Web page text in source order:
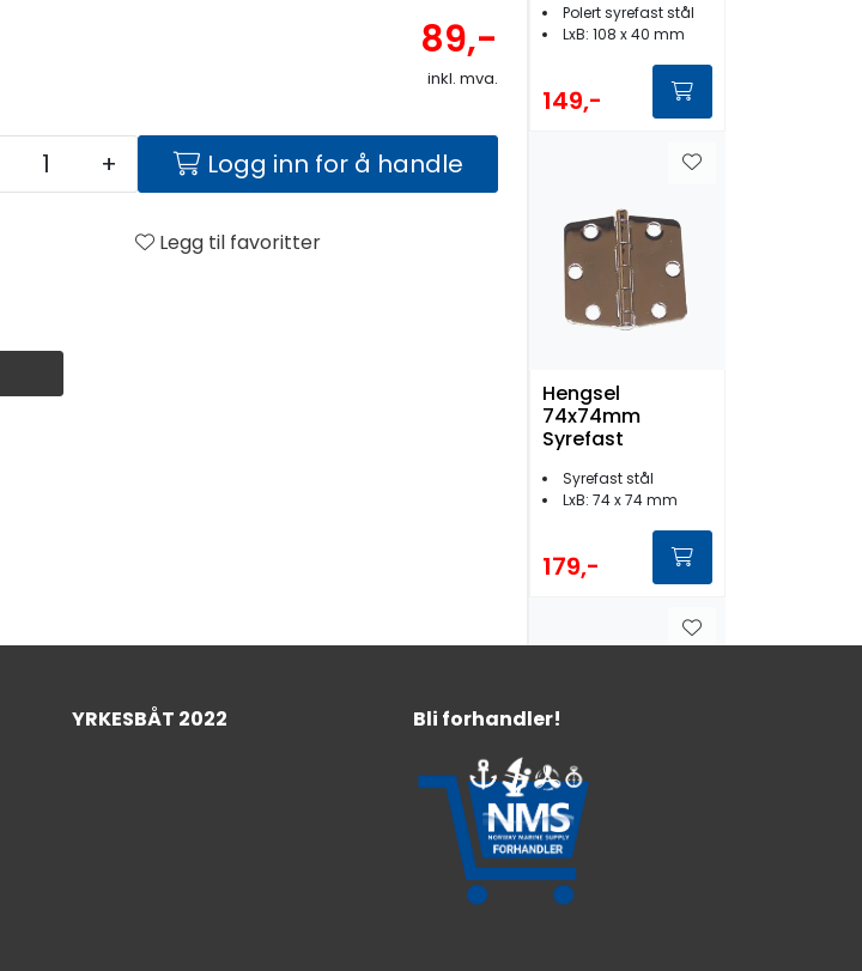
89,-
inkl. mva.
+ Logg inn for å handle
Legg til favoritter
Polert syrefast stål
LxB: 108 x 40 mm
149,-
Hengsel
74x74mm
Syrefast
Syrefast stål
LxB: 74 x 74 mm
179,-
Hengsel
40x66mml
Syrefast
Syrefast stål
YRKESBÅT 2022 Bli forhandler!